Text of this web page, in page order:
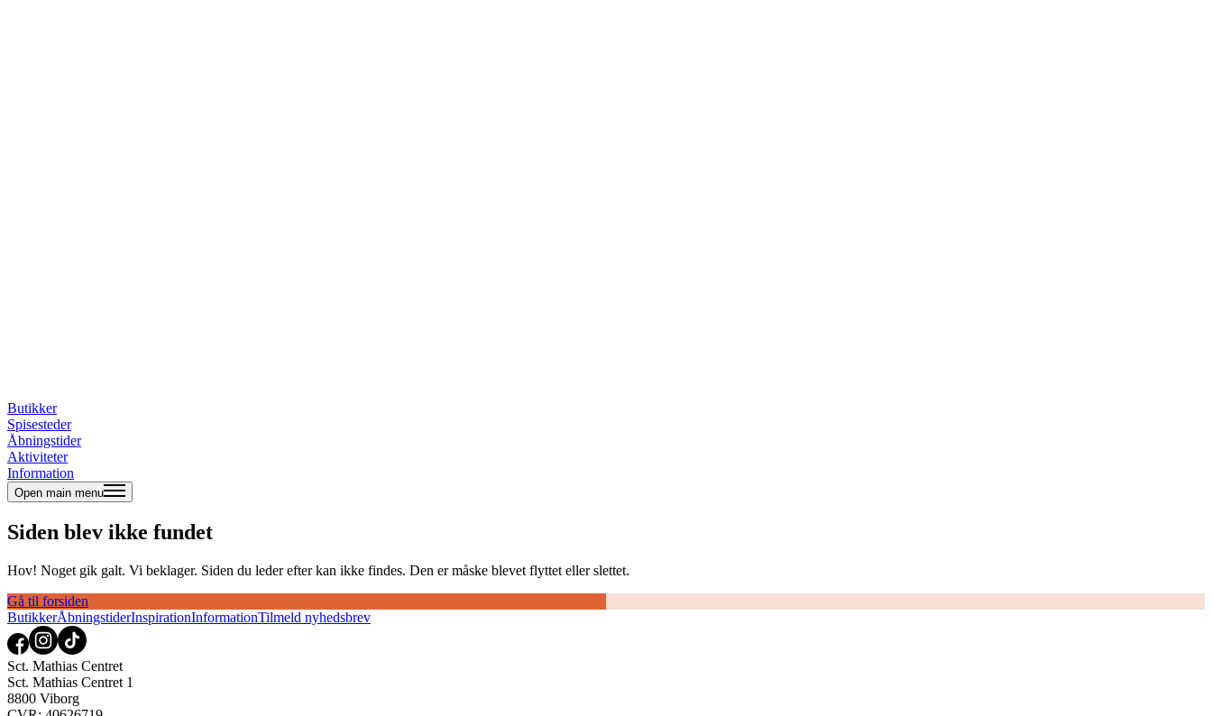
Butikker
Spisesteder
Åbningstider
Aktiviteter
Information
Open main menu
Siden blev ikke fundet
Hov! Noget gik galt. Vi beklager. Siden du leder efter kan ikke findes. Den er måske blevet flyttet eller slettet.
Gå til forsiden
ButikkerÅbningstiderInspirationInformationTilmeld nyhedsbrev
Sct. Mathias Centret
Sct. Mathias Centret 1
8800 Viborg